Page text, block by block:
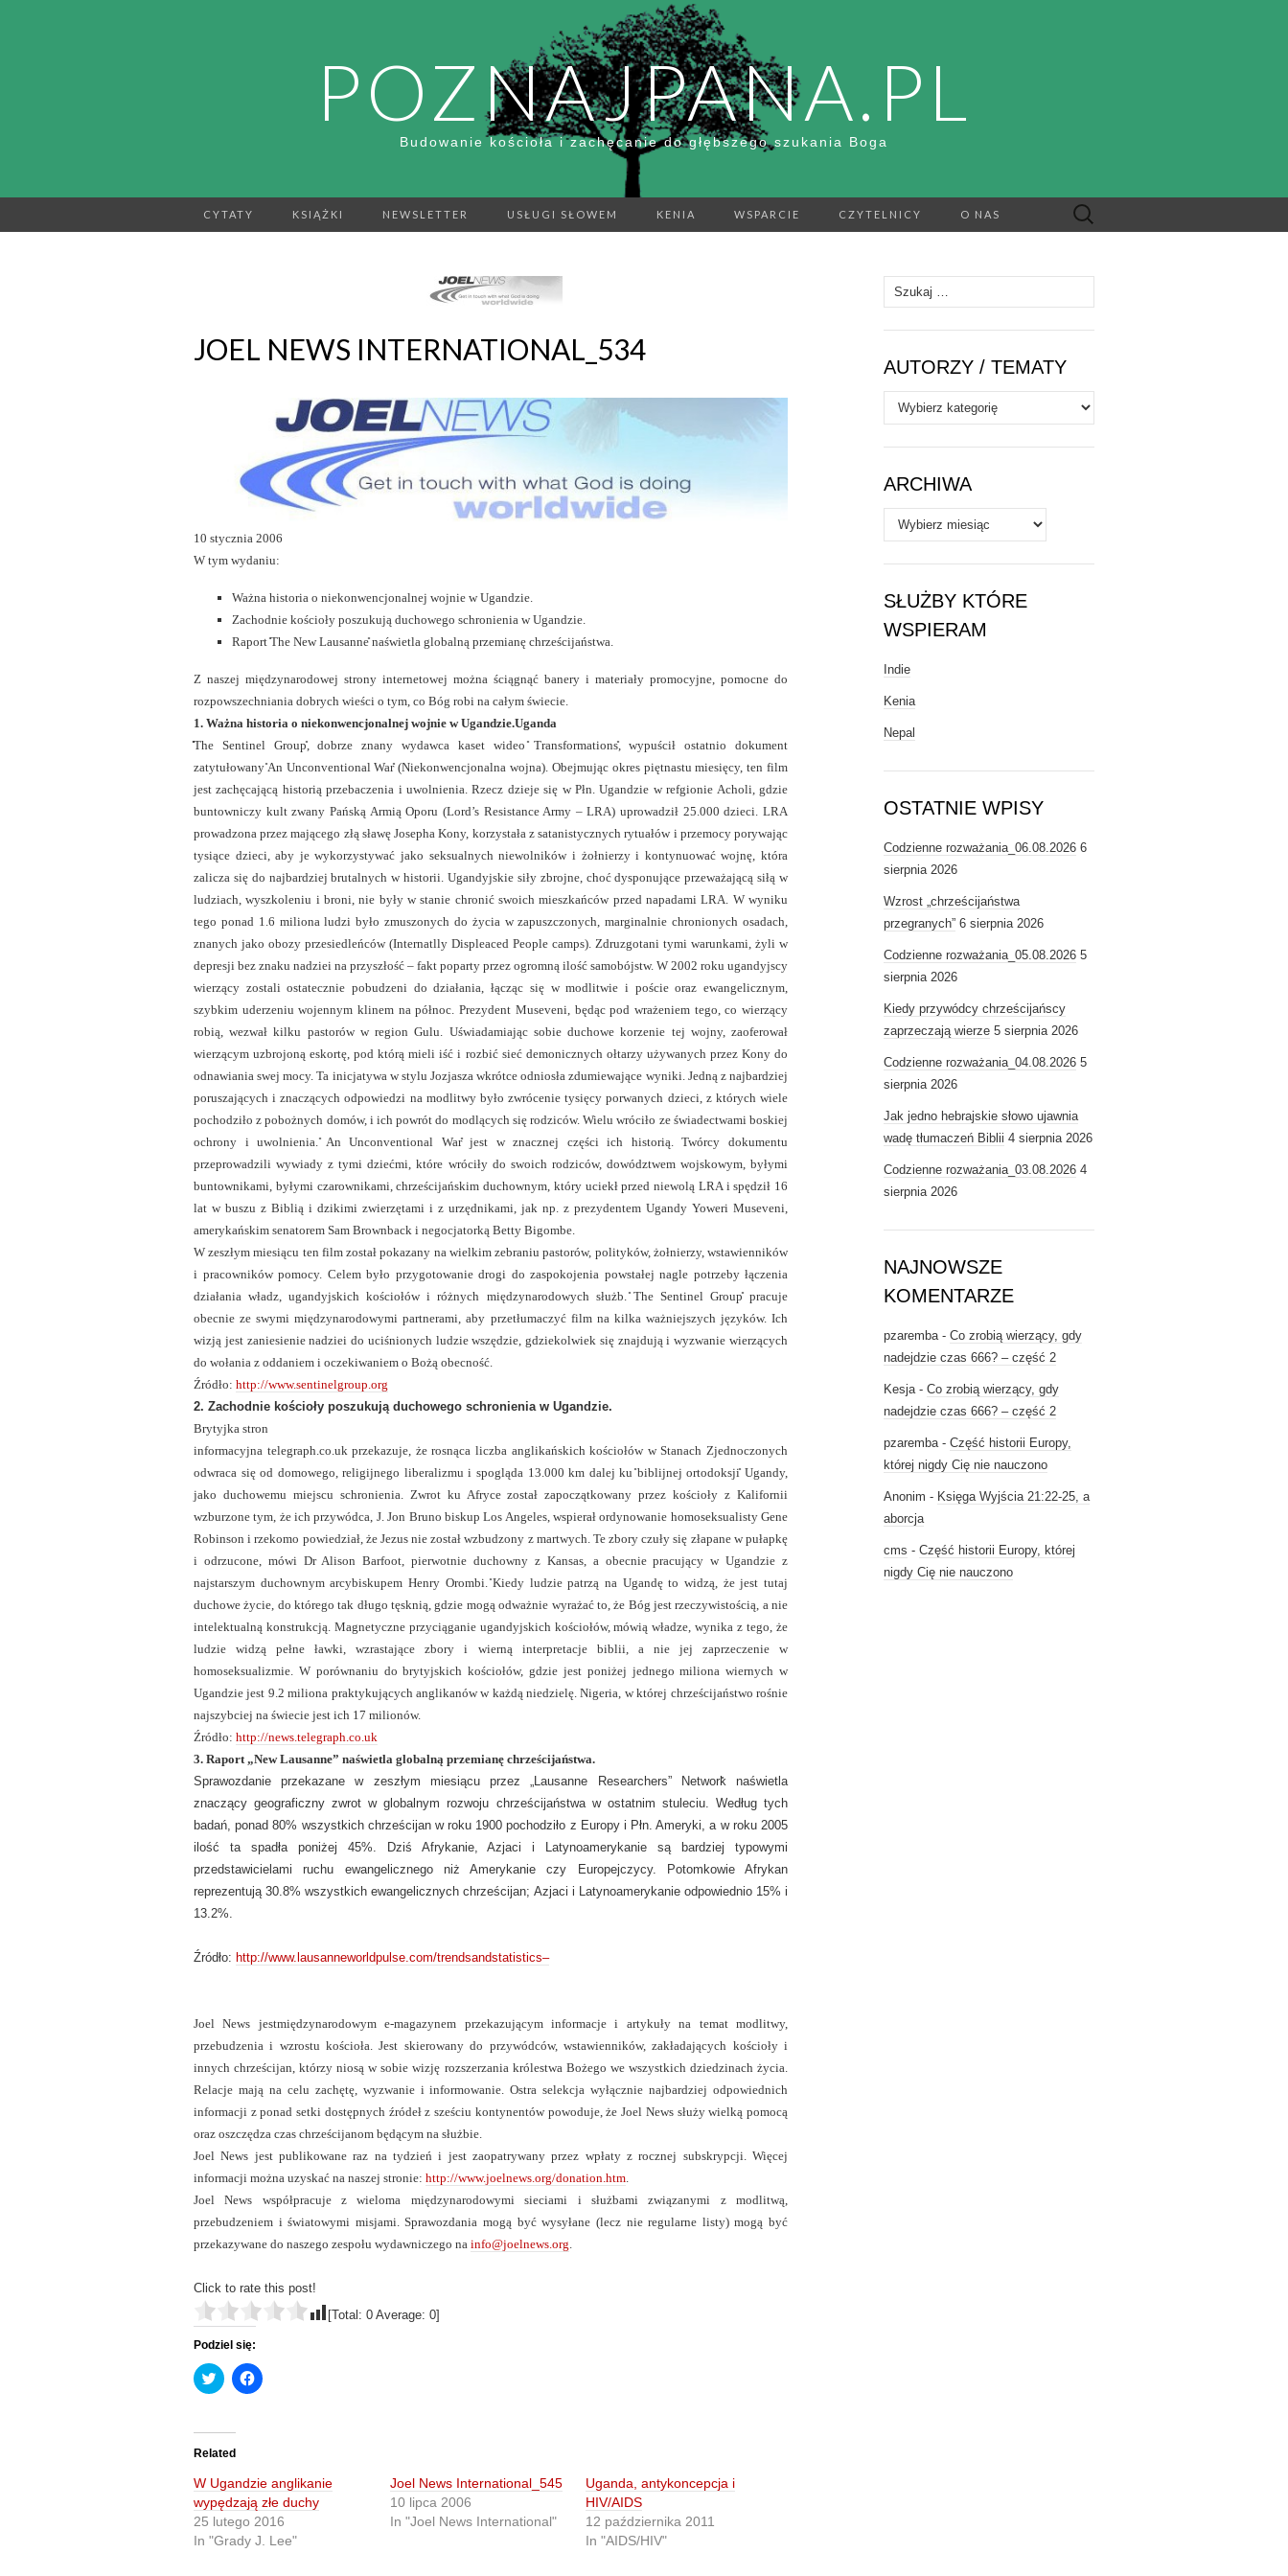
POZNAJPANA.PL
Budowanie kościoła i zachęcanie do głębszego szukania Boga
CYTATY KSIĄŻKI NEWSLETTER USŁUGI SŁOWEM KENIA WSPARCIE CZYTELNICY O NAS Szukaj:
JOEL NEWS INTERNATIONAL_534
10 stycznia 2006
W tym wydaniu:
Ważna historia o niekonwencjonalnej wojnie w Ugandzie.
Zachodnie kościoły poszukują duchowego schronienia w Ugandzie.
Raport ̎The New Lausanne̎ naświetla globalną przemianę chrześcijaństwa.
Z naszej międzynarodowej strony internetowej można ściągnąć banery i materiały promocyjne, pomocne do
rozpowszechniania dobrych wieści o tym, co Bóg robi na całym świecie.
1. Ważna historia o niekonwencjonalnej wojnie w Ugandzie.Uganda
̎̎The Sentinel Group̎, dobrze znany wydawca kaset wideo ̎Transformations̎, wypuścił ostatnio dokument
zatytułowany ̎An Unconventional War̎ (Niekonwencjonalna wojna). Obejmując okres piętnastu miesięcy, ten film
jest zachęcającą historią przebaczenia i uwolnienia. Rzecz dzieje się w Płn. Ugandzie w refgionie Acholi, gdzie
buntowniczy kult zwany Pańską Armią Oporu (Lord’s Resistance Army – LRA) uprowadził 25.000 dzieci. LRA
prowadzona przez mającego złą sławę Josepha Kony, korzystała z satanistycznych rytuałów i przemocy porywając
tysiące dzieci, aby je wykorzystywać jako seksualnych niewolników i żołnierzy i kontynuować wojnę, która
zalicza się do najbardziej brutalnych w historii. Ugandyjskie siły zbrojne, choć dysponujące przeważającą siłą w
ludziach, wyszkoleniu i broni, nie były w stanie chronić swoich mieszkańców przed napadami LRA. W wyniku
tego ponad 1.6 miliona ludzi było zmuszonych do życia w zapuszczonych, marginalnie chronionych osadach,
znanych jako obozy przesiedleńców (Internatlly Displeaced People camps). Zdruzgotani tymi warunkami, żyli w
depresji bez znaku nadziei na przyszłość – fakt poparty przez ogromną ilość samobójstw. W 2002 roku ugandyjscy
wierzący zostali ostatecznie pobudzeni do działania, łącząc się w modlitwie i poście oraz ewangelicznym,
szybkim uderzeniu wojennym klinem na północ. Prezydent Museveni, będąc pod wrażeniem tego, co wierzący
robią, wezwał kilku pastorów w region Gulu. Uświadamiając sobie duchowe korzenie tej wojny, zaoferował
wierzącym uzbrojoną eskortę, pod którą mieli iść i rozbić sieć demonicznych ołtarzy używanych przez Kony do
odnawiania swej mocy. Ta inicjatywa w stylu Jozjasza wkrótce odniosła zdumiewające wyniki. Jedną z najbardziej
poruszających i znaczących odpowiedzi na modlitwy było zwrócenie tysięcy porwanych dzieci, z których wiele
pochodziło z pobożnych domów, i ich powrót do modlących się rodziców. Wielu wróciło ze świadectwami boskiej
ochrony i uwolnienia. ̎An Unconventional War̎ jest w znacznej części ich historią. Twórcy dokumentu
przeprowadzili wywiady z tymi dziećmi, które wróciły do swoich rodziców, dowództwem wojskowym, byłymi
buntownikami, byłymi czarownikami, chrześcijańskim duchownym, który uciekł przed niewolą LRA i spędził 16
lat w buszu z Biblią i dzikimi zwierzętami i z urzędnikami, jak np. z prezydentem Ugandy Yoweri Museveni,
amerykańskim senatorem Sam Brownback i negocjatorką Betty Bigombe.
W zeszłym miesiącu ten film został pokazany na wielkim zebraniu pastorów, polityków, żołnierzy, wstawienników
i pracowników pomocy. Celem było przygotowanie drogi do zaspokojenia powstałej nagle potrzeby łączenia
działania władz, ugandyjskich kościołów i różnych międzynarodowych służb. ̎The Sentinel Group̎ pracuje
obecnie ze swymi międzynarodowymi partnerami, aby przetłumaczyć film na kilka ważniejszych języków. Ich
wizją jest zaniesienie nadziei do uciśnionych ludzie wszędzie, gdziekolwiek się znajdują i wyzwanie wierzących
do wołania z oddaniem i oczekiwaniem o Bożą obecność.
Źródło: http://www.sentinelgroup.org
2. Zachodnie kościoły poszukują duchowego schronienia w Ugandzie.
Brytyjka stron
informacyjna telegraph.co.uk przekazuje, że rosnąca liczba anglikańskich kościołów w Stanach Zjednoczonych
odwraca się od domowego, religijnego liberalizmu i spogląda 13.000 km dalej ku ̎biblijnej ortodoksji̎ Ugandy,
jako duchowemu miejscu schronienia. Zwrot ku Afryce został zapoczątkowany przez kościoły z Kalifornii
wzburzone tym, że ich przywódca, J. Jon Bruno biskup Los Angeles, wspierał ordynowanie homoseksualisty Gene
Robinson i rzekomo powiedział, że Jezus nie został wzbudzony z martwych. Te zbory czuły się złapane w pułapkę
i odrzucone, mówi Dr Alison Barfoot, pierwotnie duchowny z Kansas, a obecnie pracujący w Ugandzie z
najstarszym duchownym arcybiskupem Henry Orombi. ̎Kiedy ludzie patrzą na Ugandę to widzą, że jest tutaj
duchowe życie, do którego tak długo tęsknią, gdzie mogą odważnie wyrażać to, że Bóg jest rzeczywistością, a nie
intelektualną konstrukcją. Magnetyczne przyciąganie ugandyjskich kościołów, mówią władze, wynika z tego, że
ludzie widzą pełne ławki, wzrastające zbory i wierną interpretacje biblii, a nie jej zaprzeczenie w
homoseksualizmie. W porównaniu do brytyjskich kościołów, gdzie jest poniżej jednego miliona wiernych w
Ugandzie jest 9.2 miliona praktykujących anglikanów w każdą niedzielę. Nigeria, w której chrześcijaństwo rośnie
najszybciej na świecie jest ich 17 milionów.
Źródło: http://news.telegraph.co.uk
3. Raport „New Lausanne” naświetla globalną przemianę chrześcijaństwa.
Sprawozdanie przekazane w zeszłym miesiącu przez „Lausanne Researchers” Network̎ naświetla
znaczący geograficzny zwrot w globalnym rozwoju chrześcijaństwa w ostatnim stuleciu. Według tych
badań, ponad 80% wszystkich chrześcijan w roku 1900 pochodziło z Europy i Płn. Ameryki, a w roku 2005
ilość ta spadła poniżej 45%. Dziś Afrykanie, Azjaci i Latynoamerykanie są bardziej typowymi
przedstawicielami ruchu ewangelicznego niż Amerykanie czy Europejczycy. Potomkowie Afrykan
reprezentują 30.8% wszystkich ewangelicznych chrześcijan; Azjaci i Latynoamerykanie odpowiednio 15% i
13.2%.
Źródło: http://www.lausanneworldpulse.com/trendsandstatistics–
Joel News jestmiędzynarodowym e-magazynem przekazującym informacje i artykuły na temat modlitwy,
przebudzenia i wzrostu kościoła. Jest skierowany do przywódców, wstawienników, zakładających kościoły i
innych chrześcijan, którzy niosą w sobie wizję rozszerzania królestwa Bożego we wszystkich dziedzinach życia.
Relacje mają na celu zachętę, wyzwanie i informowanie. Ostra selekcja wyłącznie najbardziej odpowiednich
informacji z ponad setki dostępnych źródeł z sześciu kontynentów powoduje, że Joel News służy wielką pomocą
oraz oszczędza czas chrześcijanom będącym na służbie.
Joel News jest publikowane raz na tydzień i jest zaopatrywany przez wpłaty z rocznej subskrypcji. Więcej
informacji można uzyskać na naszej stronie: http://www.joelnews.org/donation.htm.
Joel News współpracuje z wieloma międzynarodowymi sieciami i służbami związanymi z modlitwą,
przebudzeniem i światowymi misjami. Sprawozdania mogą być wysyłane (lecz nie regularne listy) mogą być
przekazywane do naszego zespołu wydawniczego na info@joelnews.org.
Click to rate this post!
[Total: 0 Average: 0]
Podziel się:
C
l
t
o
s
h
a
r
e
o
n
T
C
l
h
a
r
e
o
n
F
Related
W Ugandzie anglikanie
wypędzają złe duchy
25 lutego 2016
In "Grady J. Lee"
Joel News International_545
10 lipca 2006
In "Joel News International"
Uganda, antykoncepcja i
HIV/AIDS
12 października 2011
In "AIDS/HIV"
Szukaj:
AUTORZY / TEMATY
Autorzy
/
Tematy
ARCHIWA
Archiwa
SŁUŻBY KTÓRE
WSPIERAM
Indie
Kenia
Nepal
OSTATNIE WPISY
Codzienne rozważania_06.08.2026 6
sierpnia 2026
Wzrost „chrześcijaństwa
przegranych” 6 sierpnia 2026
Codzienne rozważania_05.08.2026 5
sierpnia 2026
Kiedy przywódcy chrześcijańscy
zaprzeczają wierze 5 sierpnia 2026
Codzienne rozważania_04.08.2026 5
sierpnia 2026
Jak jedno hebrajskie słowo ujawnia
wadę tłumaczeń Biblii 4 sierpnia 2026
Codzienne rozważania_03.08.2026 4
sierpnia 2026
NAJNOWSZE
KOMENTARZE
pzaremba- Co zrobią wierzący, gdy
nadejdzie czas 666? – część 2
Kesja- Co zrobią wierzący, gdy
nadejdzie czas 666? – część 2
pzaremba- Część historii Europy,
której nigdy Cię nie nauczono
Anonim - Księga Wyjścia 21:22-25, a
aborcja
cms - Część historii Europy, której
nigdy Cię nie nauczono